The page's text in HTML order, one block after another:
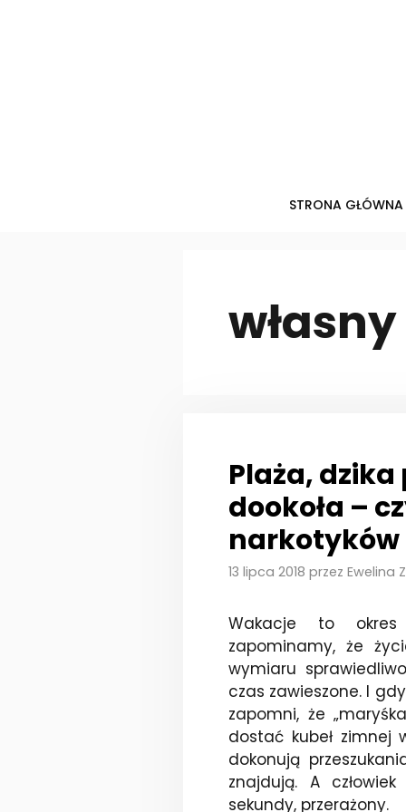
STRONA GŁÓWNA
Plaża,
dookoła –
narkotyków
13 lipca 2018 przez Ewelina
Wakacje to
zapominamy, że
wymiaru
czas zawieszone. I
zapomni, że
dostać kubeł zimnej
dokonują
znajdują. A
sekundy, przerażony.